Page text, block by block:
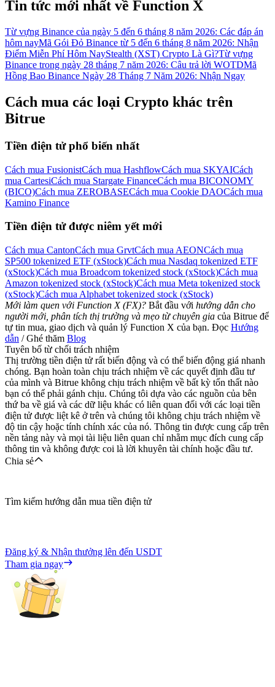
Đăng nhậpĐăng ký
thưởng
Tải ứng dụng
Bitrue
Việt
Tin tức mới nhất về Function X
Từ vựng Binance của ngày 5 đến 6 tháng 8 năm 2026: Các đáp án
hôm nayMã Gói Đỏ Binance từ 5 đến 6 tháng 8 năm 2026: Nhận
Điểm Miễn Phí Hôm NayStealth (XST) Crypto Là Gì?Từ vựng
Binance trong ngày 28 tháng 7 năm 2026: Câu trả lời WOTDMã
Hồng Bao Binance Ngày 28 Tháng 7 Năm 2026: Nhận Ngay
Cách mua các loại Crypto khác trên
Bitrue
Tiền điện tử phổ biến nhất
Cách mua FusionistCách mua HashflowCách mua SKYAICách
mua CartesiCách mua Stargate FinanceCách mua BICONOMY
(BICO)Cách mua ZEROBASECách mua Cookie DAOCách mua
Kamino Finance
Tiền điện tử được niêm yết mới
Cách mua CantonCách mua GrvtCách mua AEONCách mua
SP500 tokenized ETF (xStock)Cách mua Nasdaq tokenized ETF
(xStock)Cách mua Broadcom tokenized stock (xStock)Cách mua
Amazon tokenized stock (xStock)Cách mua Meta tokenized stock
(xStock)Cách mua Alphabet tokenized stock (xStock)
Mới làm quen với Function X (FX)? Bắt đầu với hướng dẫn cho
người mới, phân tích thị trường và mẹo từ chuyên gia của Bitrue để
tự tin mua, giao dịch và quản lý Function X của bạn. Đọc Hướng
dẫn / Ghé thăm Blog
Tuyên bố từ chối trách nhiệm
Thị trường tiền điện tử rất biến động và có thể biến động giá nhanh
chóng. Bạn hoàn toàn chịu trách nhiệm về các quyết định đầu tư
của mình và Bitrue không chịu trách nhiệm về bất kỳ tổn thất nào
bạn có thể phải gánh chịu. Chúng tôi dựa vào các nguồn của bên
thứ ba về giá và các dữ liệu khác có liên quan đối với các loại tiền
điện tử được liệt kê ở trên và chúng tôi không chịu trách nhiệm về
độ tin cậy hoặc tính chính xác của nó. Thông tin được cung cấp trên
nền tảng này và mọi tài liệu liên quan chỉ nhằm mục đích cung cấp
thông tin và không được coi là lời khuyên tài chính hoặc đầu tư.
Chia sẻ
Tìm kiếm hướng dẫn mua tiền điện tử
Đăng ký & Nhận thưởng lên đến USDT
Tham gia ngay